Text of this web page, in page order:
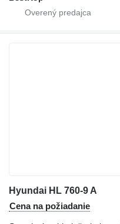
Hyundai HL 760-9 A
Cena na požiadanie